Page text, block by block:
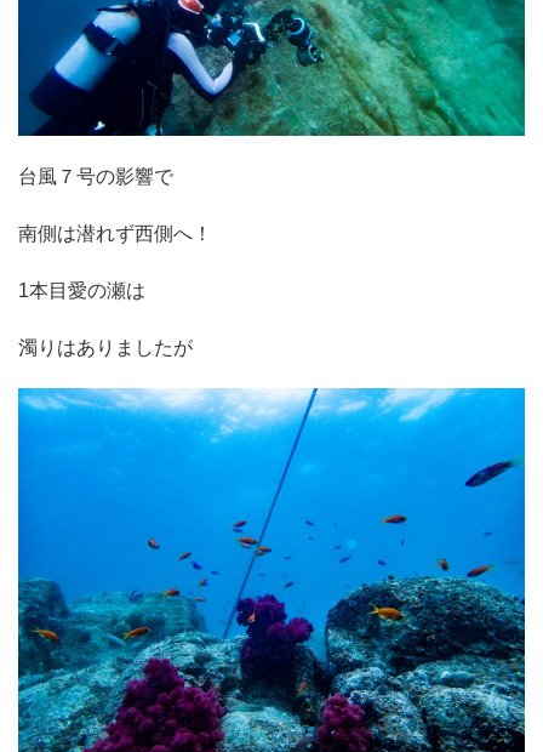
台風７号の影響で
南側は潜れず西側へ！
1本目愛の瀬は
濁りはありましたが